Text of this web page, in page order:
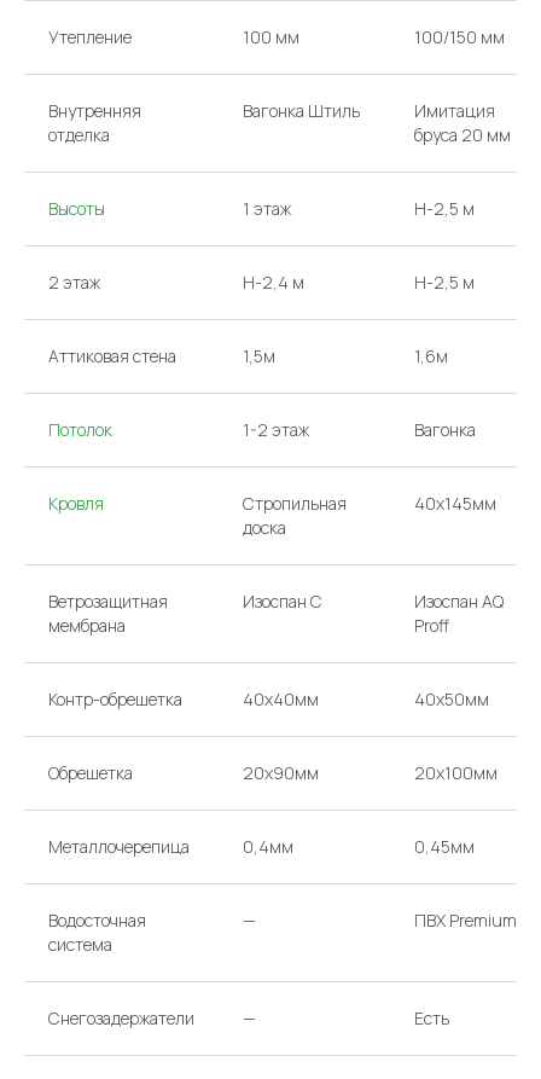
Утепление 100 мм 100/150 мм
Внутренняя
отделка
Вагонка Штиль
Имитация
бруса 20 мм
Высоты 1 этаж H-2,5 м
2 этаж H-2,4 м H-2,5 м
Аттиковая стена 1,5м 1,6м
Потолок 1-2 этаж Вагонка
Кровля
Стропильная
доска
40х145мм
Ветрозащитная
мембрана
Изоспан С
Изоспан AQ
Proff
Контр-обрешетка 40х40мм 40х50мм
Обрешетка 20х90мм 20х100мм
Металлочерепица 0,4мм 0,45мм
Водосточная
система
— ПВХ Premium
Снегозадержатели — Есть
приходите в офис
МОСКВА, 65-Й КМ МКАД,
Проложить маршрут
КАЖДЫЙ ДЕНЬ
ВРЕМЯ РАБОТЫ